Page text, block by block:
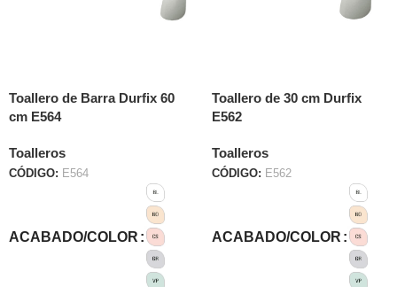
Toallero de Barra Durfix 60
cm E564
Toalleros
CÓDIGO: E564
ACABADO/COLOR
Toallero de 30 cm Durfix
E562
Toalleros
CÓDIGO: E562
ACABADO/COLOR